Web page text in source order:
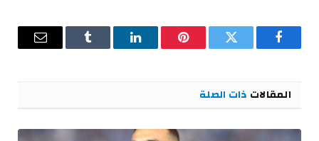
فيسبوك تويتر بينتيريستلينكدإن Tumblr
البريد
المقالات ذات الصلة